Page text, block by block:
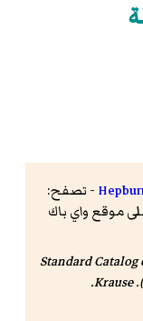
- تصفح:
2013 على موقع واي باك
Standard Catalog
(الطبعة 6). Krause.